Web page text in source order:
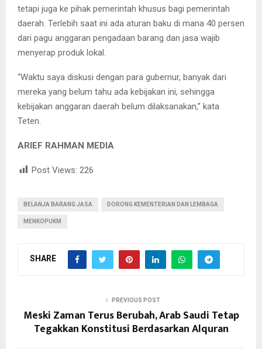
tetapi juga ke pihak pemerintah khusus bagi pemerintah
daerah. Terlebih saat ini ada aturan baku di mana 40 persen
dari pagu anggaran pengadaan barang dan jasa wajib
menyerap produk lokal.
“Waktu saya diskusi dengan para gubernur, banyak dari
mereka yang belum tahu ada kebijakan ini, sehingga
kebijakan anggaran daerah belum dilaksanakan,” kata
Teten.
ARIEF RAHMAN MEDIA
Post Views: 226
BELANJA BARANG JASA DORONG KEMENTERIAN DAN LEMBAGA
MENKOPUKM
SHARE
PREVIOUS POST
Meski Zaman Terus Berubah, Arab Saudi Tetap
Tegakkan Konstitusi Berdasarkan Alquran